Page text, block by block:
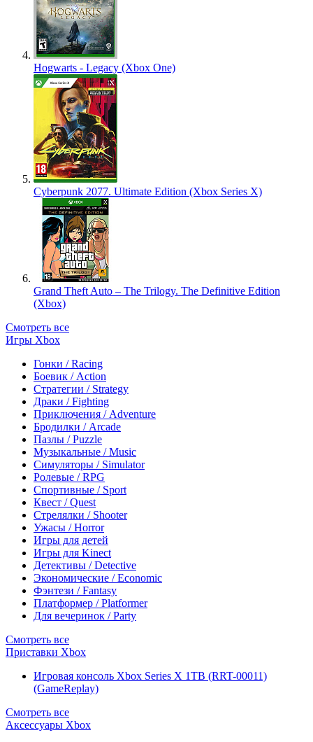
Hogwarts - Legacy (Xbox One)
Cyberpunk 2077. Ultimate Edition (Xbox Series X)
Grand Theft Auto – The Trilogy. The Definitive Edition
(Xbox)
Смотреть все
Игры Xbox
Гонки / Racing
Боевик / Action
Стратегии / Strategy
Драки / Fighting
Приключения / Adventure
Бродилки / Arcade
Пазлы / Puzzle
Музыкальные / Music
Симуляторы / Simulator
Ролевые / RPG
Спортивные / Sport
Квест / Quest
Стрелялки / Shooter
Ужасы / Horror
Игры для детей
Игры для Kinect
Детективы / Detective
Экономические / Economic
Фэнтези / Fantasy
Платформер / Platformer
Для вечеринок / Party
Смотреть все
Приставки Xbox
Игровая консоль Xbox Series X 1TB (RRT-00011)
(GameReplay)
Смотреть все
Аксессуары Xbox